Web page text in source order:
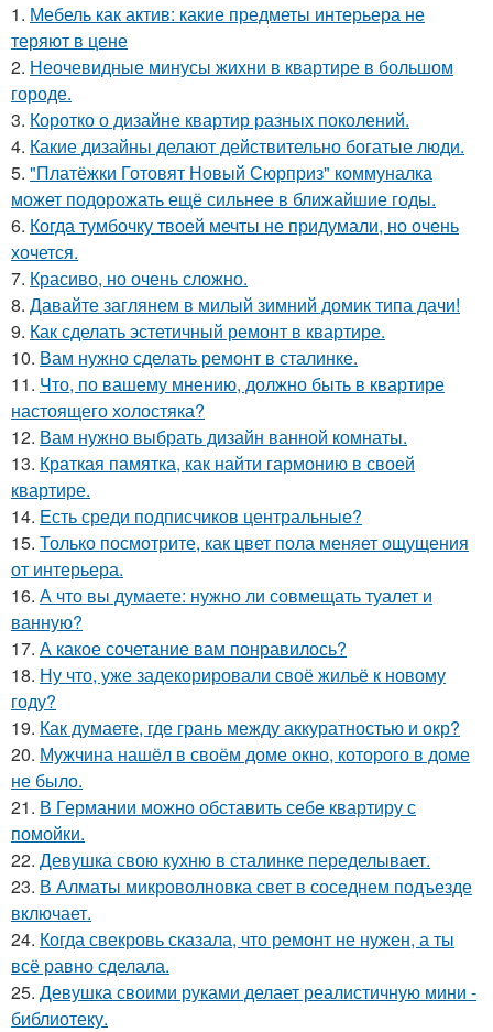
1. Мебель как актив: какие предметы интерьера не
теряют в цене
2. Неочевидные минусы жихни в квартире в большом
городе.
3. Коротко о дизайне квартир разных поколений.
4. Какие дизайны делают действительно богатые люди.
5. "Платёжки Готовят Новый Сюрприз" коммуналка
может подорожать ещё сильнее в ближайшие годы.
6. Когда тумбочку твоей мечты не придумали, но очень
хочется.
7. Красиво, но очень сложно.
8. Давайте заглянем в милый зимний домик типа дачи!
9. Как сделать эстетичный ремонт в квартире.
10. Вам нужно сделать ремонт в сталинке.
11. Что, по вашему мнению, должно быть в квартире
настоящего холостяка?
12. Вам нужно выбрать дизайн ванной комнаты.
13. Краткая памятка, как найти гармонию в своей
квартире.
14. Есть среди подписчиков центральные?
15. Только посмотрите, как цвет пола меняет ощущения
от интерьера.
16. А что вы думаете: нужно ли совмещать туалет и
ванную?
17. А какое сочетание вам понравилось?
18. Ну что, уже задекорировали своё жильё к новому
году?
19. Как думаете, где грань между аккуратностью и окр?
20. Мужчина нашёл в своём доме окно, которого в доме
не было.
21. В Германии можно обставить себе квартиру с
помойки.
22. Девушка свою кухню в сталинке переделывает.
23. В Алматы микроволновка свет в соседнем подъезде
включает.
24. Когда свекровь сказала, что ремонт не нужен, а ты
всё равно сделала.
25. Девушка своими руками делает реалистичную мини -
библиотеку.